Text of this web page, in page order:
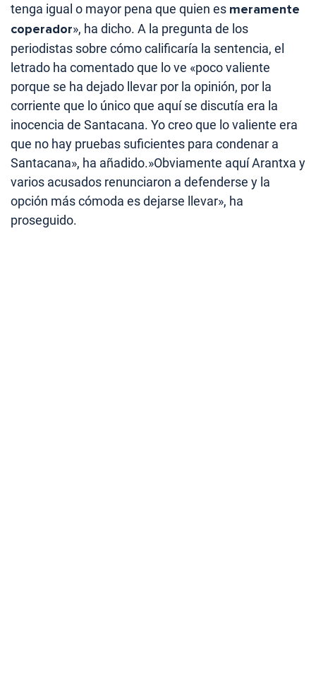
tenga igual o mayor pena que quien es meramente
coperador», ha dicho. A la pregunta de los
periodistas sobre cómo calificaría la sentencia, el
letrado ha comentado que lo ve «poco valiente
porque se ha dejado llevar por la opinión, por la
corriente que lo único que aquí se discutía era la
inocencia de Santacana. Yo creo que lo valiente era
que no hay pruebas suficientes para condenar a
Santacana», ha añadido.»Obviamente aquí Arantxa y
varios acusados renunciaron a defenderse y la
opción más cómoda es dejarse llevar», ha
proseguido.